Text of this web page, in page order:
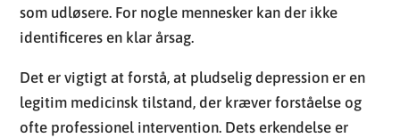
som udløsere. For nogle mennesker kan der ikke
identificeres en klar årsag.
Det er vigtigt at forstå, at pludselig depression er en
legitim medicinsk tilstand, der kræver forståelse og
ofte professionel intervention. Dets erkendelse er